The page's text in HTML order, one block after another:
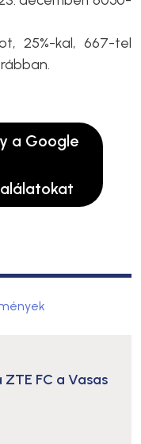
25%-kal, 667-tel
a Google
FC a Vasas